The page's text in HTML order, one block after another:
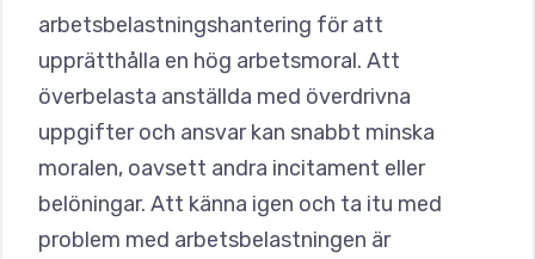
arbetsbelastningshantering för att
upprätthålla en hög arbetsmoral. Att
överbelasta anställda med överdrivna
uppgifter och ansvar kan snabbt minska
moralen, oavsett andra incitament eller
belöningar. Att känna igen och ta itu med
problem med arbetsbelastningen är